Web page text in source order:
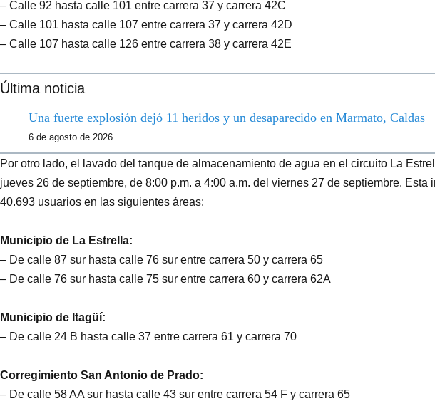
– Calle 92 hasta calle 101 entre carrera 37 y carrera 42C
– Calle 101 hasta calle 107 entre carrera 37 y carrera 42D
– Calle 107 hasta calle 126 entre carrera 38 y carrera 42E
Última noticia
Una fuerte explosión dejó 11 heridos y un desaparecido en Marmato, Caldas
6 de agosto de 2026
Por otro lado, el lavado del tanque de almacenamiento de agua en el circuito La
jueves 26 de septiembre, de 8:00 p.m. a 4:00 a.m. del viernes 27 de septiembre. Esta
40.693 usuarios en las siguientes áreas:
Municipio de La Estrella:
– De calle 87 sur hasta calle 76 sur entre carrera 50 y carrera 65
– De calle 76 sur hasta calle 75 sur entre carrera 60 y carrera 62A
Municipio de Itagüí:
– De calle 24 B hasta calle 37 entre carrera 61 y carrera 70
Corregimiento San Antonio de Prado:
– De calle 58 AA sur hasta calle 43 sur entre carrera 54 F y carrera 65